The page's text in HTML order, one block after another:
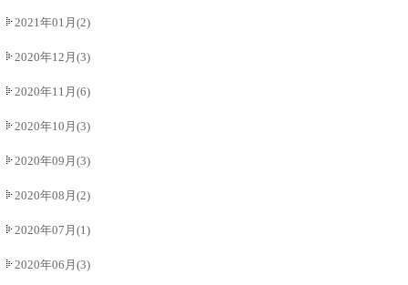
2021年01月(2)
2020年12月(3)
2020年11月(6)
2020年10月(3)
2020年09月(3)
2020年08月(2)
2020年07月(1)
2020年06月(3)